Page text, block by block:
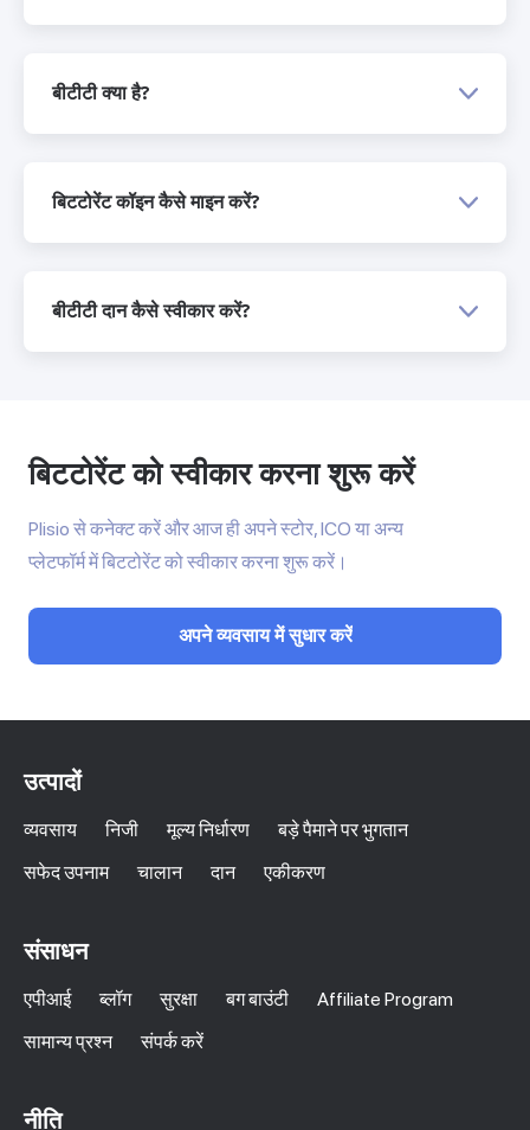
बीटीटी क्या है?
बिटटोरेंट कॉइन कैसे माइन करें?
बीटीटी दान कैसे स्वीकार करें?
बिटटोरेंट को स्वीकार करना शुरू करें
Plisio से कनेक्ट करें और आज ही अपने स्टोर, ICO या अन्य
प्लेटफॉर्म में बिटटोरेंट को स्वीकार करना शुरू करें।
अपने व्यवसाय में सुधार करें
उत्पादों
व्यवसाय निजी मूल्य निर्धारण
बड़े पैमाने पर भुगतान
सफेद उपनाम
चालान दान एकीकरण
संसाधन
एपीआई ब्लॉग सुरक्षा बग बाउंटी
Affiliate Program
सामान्य प्रश्न
संपर्क करें
नीति